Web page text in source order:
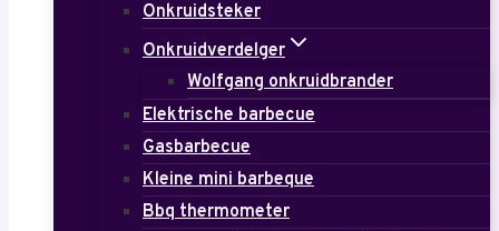
Onkruidsteker
Onkruidverdelger
Wolfgang onkruidbrander
Elektrische barbecue
Gasbarbecue
Kleine mini barbeque
Bbq thermometer